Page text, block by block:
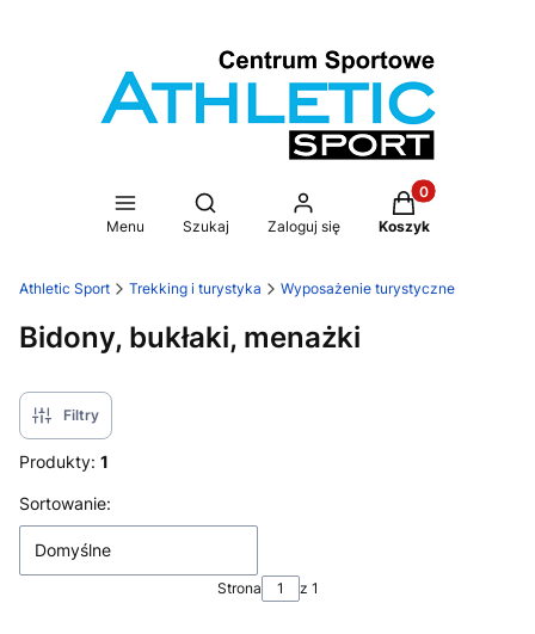
Menu
Otwórz wyszukiwarkę
Szukaj Zaloguj się
Produkty w
Koszyk
Athletic Sport Trekking i turystyka Wyposażenie turystyczne
Bidony, bukłaki, menażki
Filtry
Produkty: 1
Lista produktów
Sortowanie:
Domyślne
Strona z 1